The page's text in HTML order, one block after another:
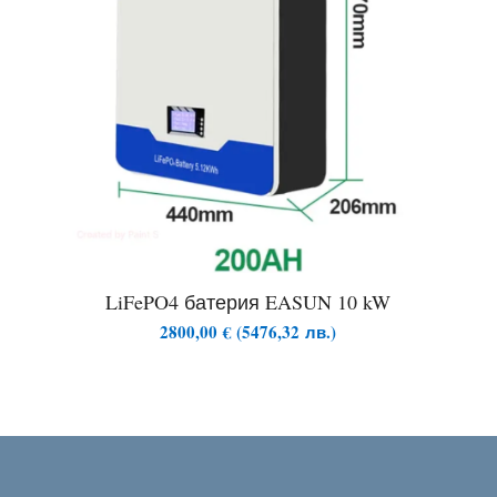
LiFePO4 батерия EASUN 10 kW
2800,00€ (5476,32лв.)